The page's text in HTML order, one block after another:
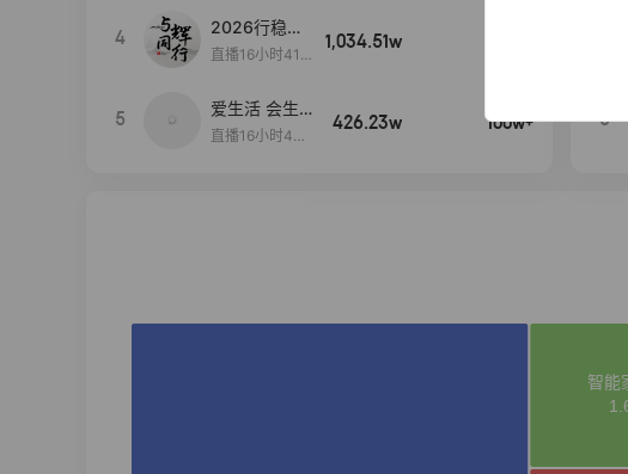
4
2026行稳致
远
直播16小时41
1,034.51w
5
爱生活 会生
活
直播16小时45
426.23w 100w+ 5